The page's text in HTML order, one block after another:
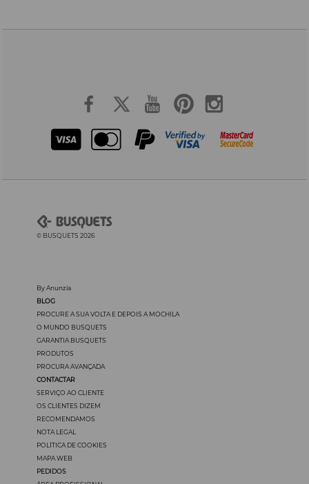
© BUSQUETS 2026
By Anunzia
BLOG
PROCURE A SUA VOLTA E DEPOIS A MOCHILA
O MUNDO BUSQUETS
GARANTIA BUSQUETS
PRODUTOS
PROCURA AVANÇADA
CONTACTAR
SERVIÇO AO CLIENTE
OS CLIENTES DIZEM
RECOMENDAMOS
NOTA LEGAL
POLÍTICA DE COOKIES
MAPA WEB
PEDIDOS